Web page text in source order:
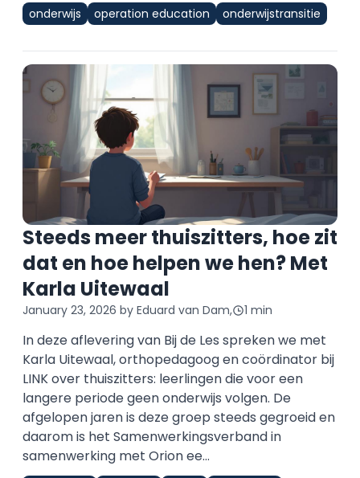
onderwijs operation education onderwijstransitie
Steeds meer thuiszitters, hoe zit
dat en hoe helpen we hen? Met
Karla Uitewaal
January 23, 2026 by Eduard van Dam, 1 min
In deze aflevering van Bij de Les spreken we met
Karla Uitewaal, orthopedagoog en coördinator bij
LINK over thuiszitters: leerlingen die voor een
langere periode geen onderwijs volgen. De
afgelopen jaren is deze groep steeds gegroeid en
daarom is het Samenwerkingsverband in
samenwerking met Orion ee...